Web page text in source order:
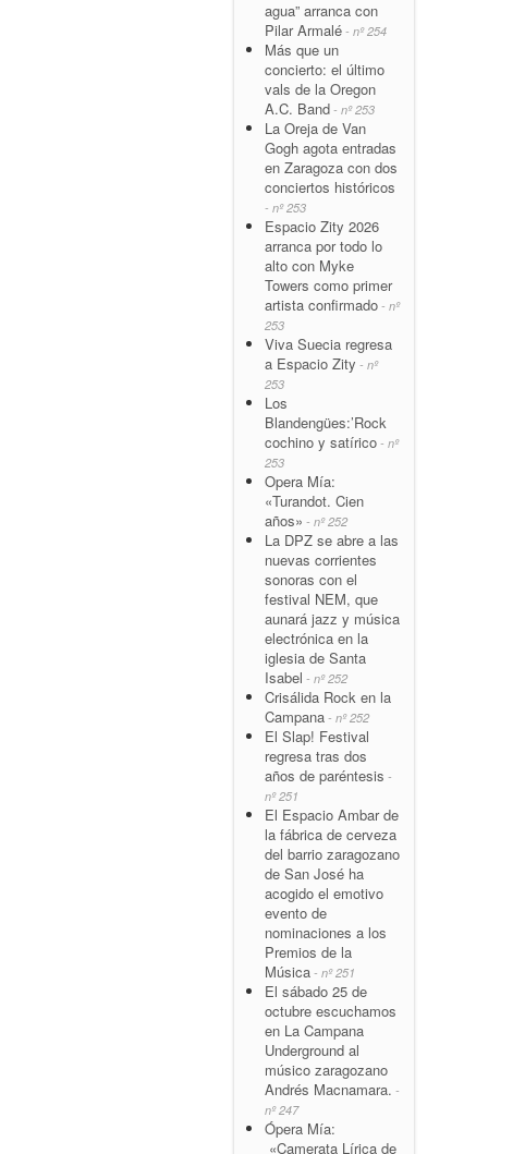
agua” arranca con
Pilar Armalé - nº 254
Más que un
concierto: el último
vals de la Oregon
A.C. Band - nº 253
La Oreja de Van
Gogh agota entradas
en Zaragoza con dos
conciertos históricos
- nº 253
Espacio Zity 2026
arranca por todo lo
alto con Myke
Towers como primer
artista confirmado - nº
253
Viva Suecia regresa
a Espacio Zity - nº
253
Los
Blandengües:’Rock
cochino y satírico - nº
253
Opera Mía:
«Turandot. Cien
años» - nº 252
La DPZ se abre a las
nuevas corrientes
sonoras con el
festival NEM, que
aunará jazz y música
electrónica en la
iglesia de Santa
Isabel - nº 252
Crisálida Rock en la
Campana - nº 252
El Slap! Festival
regresa tras dos
años de paréntesis -
nº 251
El Espacio Ambar de
la fábrica de cerveza
del barrio zaragozano
de San José ha
acogido el emotivo
evento de
nominaciones a los
Premios de la
Música - nº 251
El sábado 25 de
octubre escuchamos
en La Campana
Underground al
músico zaragozano
Andrés Macnamara. -
nº 247
Ópera Mía:
«Camerata Lírica de